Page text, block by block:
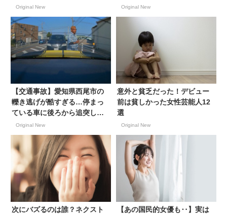
Original New Original New
【交通事故】愛知県西尾市の
轢き逃げが酷すぎる…停まっ
ている車に後ろから追突した
にも関わらず逃走中【ドラレ
コ動画あり】
Original New
意外と貧乏だった！デビュー
前は貧しかった女性芸能人12
選
Original New
次にバズるのは誰？ネクスト
【あの国民的女優も‥】実は